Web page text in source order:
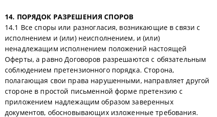
14. ПОРЯДОК РАЗРЕШЕНИЯ СПОРОВ
14.1 Все споры или разногласия, возникающие в связи с
исполнением и (или) неисполнением, и (или)
ненадлежащим исполнением положений настоящей
Оферты, а равно Договоров разрешаются с обязательным
соблюдением претензионного порядка. Сторона,
полагающая свои права нарушенными, направляет другой
стороне в простой письменной форме претензию с
приложением надлежащим образом заверенных
документов, обосновывающих изложенные требования.